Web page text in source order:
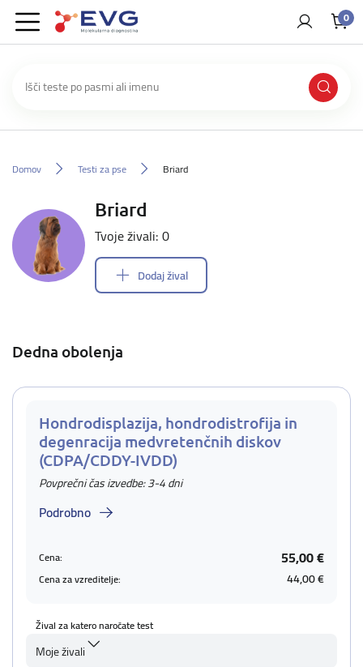
0
Domov Testi za pse Briard
Briard
Tvoje živali: 0
Dodaj žival
Dedna obolenja
Hondrodisplazija, hondrodistrofija in
degenracija medvretenčnih diskov
(CDPA/CDDY-IVDD)
Povprečni čas izvedbe: 3-4 dni
Podrobno
Cena: 55,00 €
Cena za vzreditelje: 44,00 €
Žival za katero naročate test
Moje živali